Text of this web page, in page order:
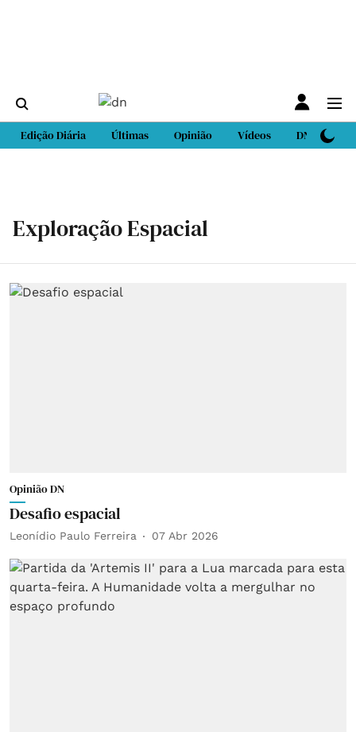
Edição Diária Últimas Opinião Vídeos DN Sport
Exploração Espacial
Opinião DN
Desafio espacial
Leonídio Paulo Ferreira 07 Abr 2026